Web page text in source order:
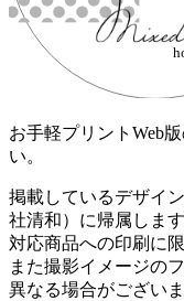
お手軽プリントWeb
い。
掲載しているデザイ
社清和）に帰属しま
対応商品への印刷に
また撮影イメージの
異なる場合がござい